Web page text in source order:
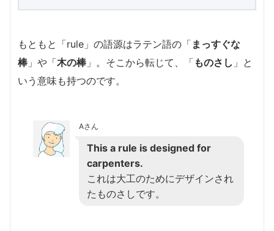
もともと「rule」の語源はラテン語の「 まっすぐな
棒 」や「木の棒 」。そこから転じて、「 ものさし 」と
いう意味も持つのです。
Aさん
This a rule is designed for
carpenters.
これは大工のためにデザインされ
たものさしです。